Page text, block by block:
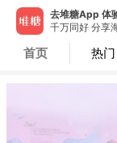
去堆糖App 体
千万同好 分享
首页 热门